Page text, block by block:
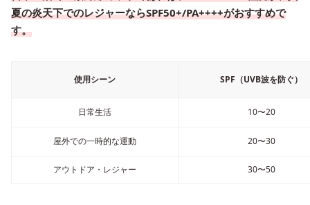
夏の炎天下でのレジャーならSPF50+/PA++++がおすすめで
す。
使用シーン SPF（UVB波を防ぐ）
日常生活 10〜20
屋外での一時的な運動 20〜30
アウトドア・レジャー 30〜50